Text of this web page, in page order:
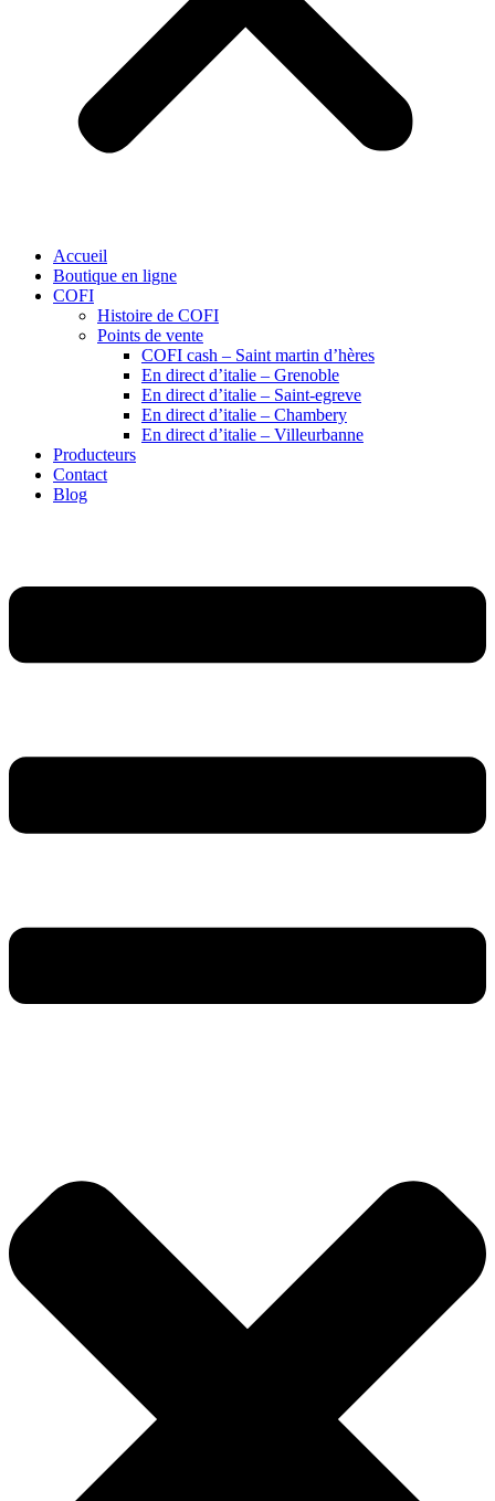
Accueil
Boutique en ligne
COFI
Histoire de COFI
Points de vente
COFI cash – Saint martin d’hères
En direct d’italie – Grenoble
En direct d’italie – Saint-egreve
En direct d’italie – Chambery
En direct d’italie – Villeurbanne
Producteurs
Contact
Blog